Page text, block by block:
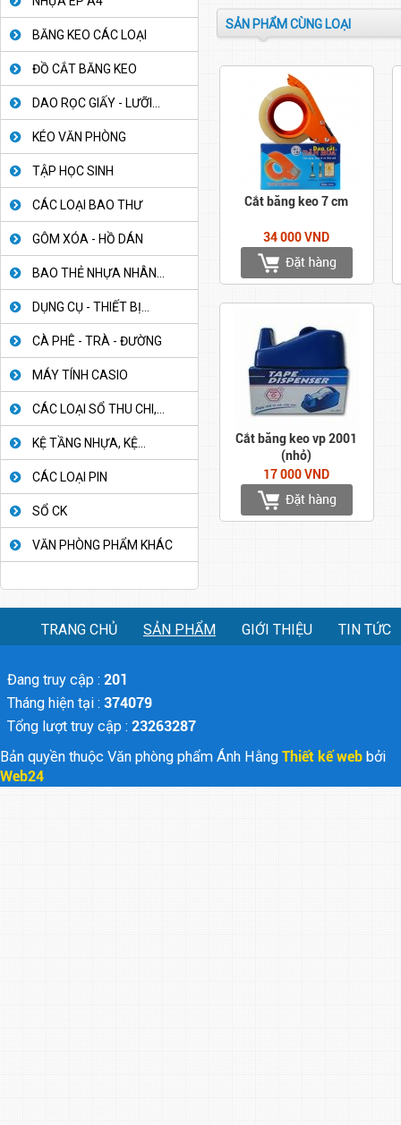
BĂNG KEO CÁC LOẠI
ĐỒ CẮT BĂNG KEO
DAO RỌC GIẤY - LƯỠI...
KÉO VĂN PHÒNG
TẬP HỌC SINH
CÁC LOẠI BAO THƯ
GÔM XÓA - HỒ DÁN
BAO THẺ NHỰA NHÂN...
DỤNG CỤ - THIẾT BỊ...
CÀ PHÊ - TRÀ - ĐƯỜNG
MÁY TÍNH CASIO
CÁC LOẠI SỔ THU CHI,...
KỆ TẦNG NHỰA, KỆ...
CÁC LOẠI PIN
SỔ CK
VĂN PHÒNG PHẨM KHÁC
SẢN PHẨM CÙNG LOẠI
Cắt băng keo 7 cm
34 000 VND
Cắt băng keo vp 2001
(nhỏ)
17 000 VND
TRANG CHỦ SẢN PHẨM GIỚI THIỆU TIN TỨC
Đang truy cập : 201
Tháng hiện tại : 374079
Tổng lượt truy cập : 23263287
Bản quyền thuộc Văn phòng phẩm Ánh Hằng Thiết kế web bởi
Web24